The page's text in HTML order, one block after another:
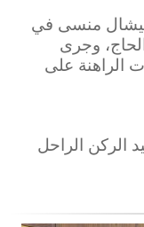
ميشال منسى في
وجرى
الراهنة على
الركن الراحل